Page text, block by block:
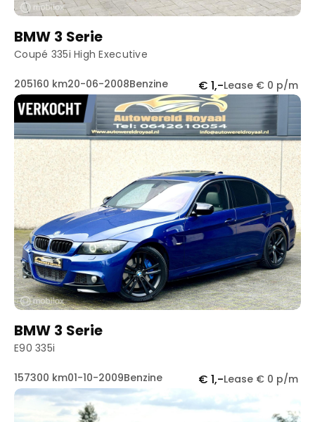
BMW 3 Serie
Coupé 335i High Executive
205160 km20-06-2008Benzine € 1,-Lease € 0 p/m
BMW 3 Serie
E90 335i
157300 km01-10-2009Benzine € 1,-Lease € 0 p/m